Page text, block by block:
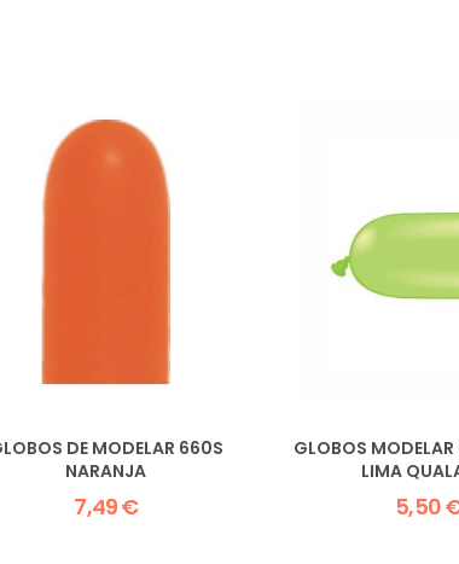
DE MODELAR 660S
NARANJA
7,49 €
GLOBOS
LIMA
5,50